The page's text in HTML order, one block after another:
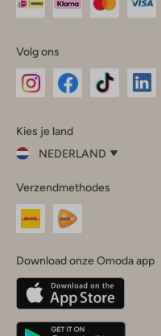
Volg ons
InstagramFacebook
Kies je land
NEDERLAND
je
land
Nederland
Belgique(Français)
Deutschland
Verzendmethodes
Download onze Omoda app